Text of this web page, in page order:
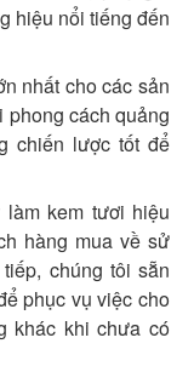
hiệu nổi tiếng đến
nhất cho các sản
phong cách quảng
chiến lược tốt để
kem tươi hiệu
hàng mua về sử
chúng tôi sẵn
phục vụ việc cho
khác khi chưa có